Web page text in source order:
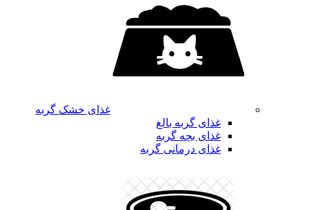
غذای خشک گربه
غذای گربه بالغ
غذای بچه گربه
غذای درمانی گربه